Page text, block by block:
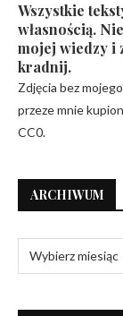
Wszystkie
własnością.
mojej wiedzy i
kradnij.
Zdjęcia bez
przeze mnie
CC0.
ARCHIWUM